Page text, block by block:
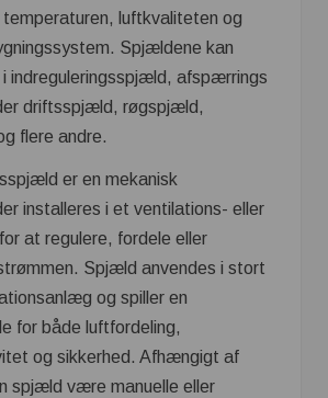
luftkvaliteten og
Spjældene kan
i indreguleringsspjæld, afspærrings
driftsspjæld, røgspjæld,
flere andre.
er en mekanisk
installeres i et ventilations- eller
at regulere, fordele eller
Spjæld anvendes i stort
og spiller en
for både luftfordeling,
og sikkerhed. Afhængigt af
spjæld være manuelle eller